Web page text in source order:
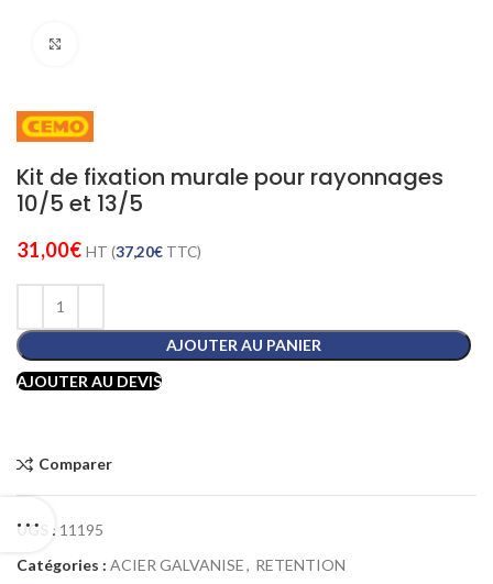
Kit de fixation murale pour rayonnages
10/5 et 13/5
31,00€ HT (37,20€ TTC)
AJOUTER AU PANIER
AJOUTER AU DEVIS
Comparer
UGS : 11195
Catégories : ACIER GALVANISE, RETENTION